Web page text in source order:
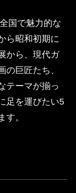
国で魅力的な
ら昭和初期に
から、現代ガ
の巨匠たち、
テーマが揃っ
足を運びたい5
す。